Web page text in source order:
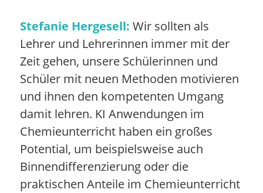
Stefanie Hergesell: Wir sollten als
Lehrer und Lehrerinnen immer mit der
Zeit gehen, unsere Schülerinnen und
Schüler mit neuen Methoden motivieren
und ihnen den kompetenten Umgang
damit lehren. KI Anwendungen im
Chemieunterricht haben ein großes
Potential, um beispielsweise auch
Binnendifferenzierung oder die
praktischen Anteile im Chemieunterricht